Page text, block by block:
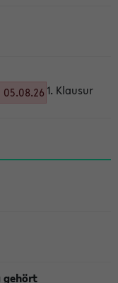
1. Klausur